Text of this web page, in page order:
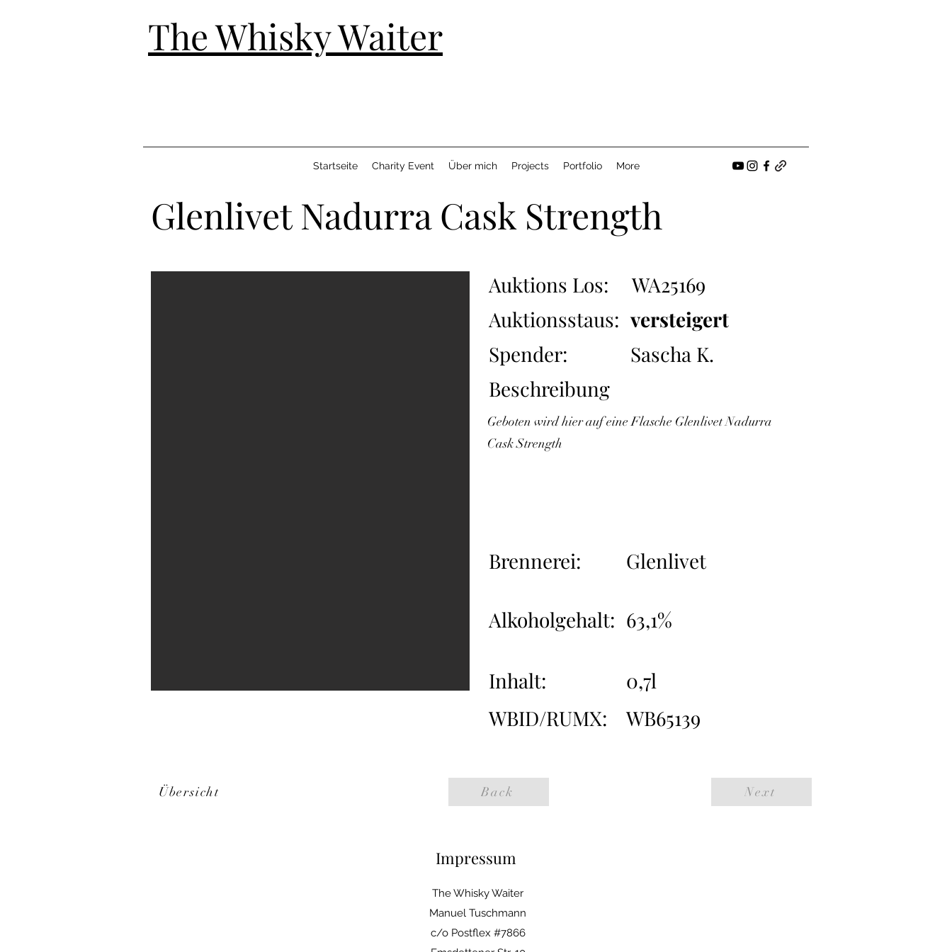
The Whisky Waiter
Startseite Charity Event Über mich Projects Portfolio More
Glenlivet Nadurra Cask Strength
Auktions Los:
WA25169
Auktionsstaus: versteigert
Spender:
Sascha K.
Beschreibung
Geboten wird hier auf eine Flasche Glenlivet Nadurra
Cask Strength
Brennerei: Glenlivet
Alkoholgehalt: 63,1%
Inhalt:
0,7l
WBID/RUMX:
WB65139
Übersicht Back Next
Impressum
The Whisky Waiter
Manuel Tuschmann
c/o Postflex #7866